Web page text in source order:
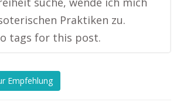
Praktiken zu.
tags for this post.
Empfehlung